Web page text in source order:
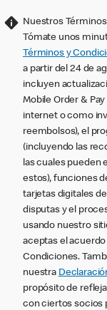
Nuestros
Tómate unos
Términos y
a partir del 24 de
incluyen
Mobile Order &
internet o como
reembolsos), el
(incluyendo las
las cuales pueden
estos), funciones
tarjetas digitales
disputas y el
usando nuestro
aceptas el
Condiciones.
nuestra
propósito de
con ciertos socios